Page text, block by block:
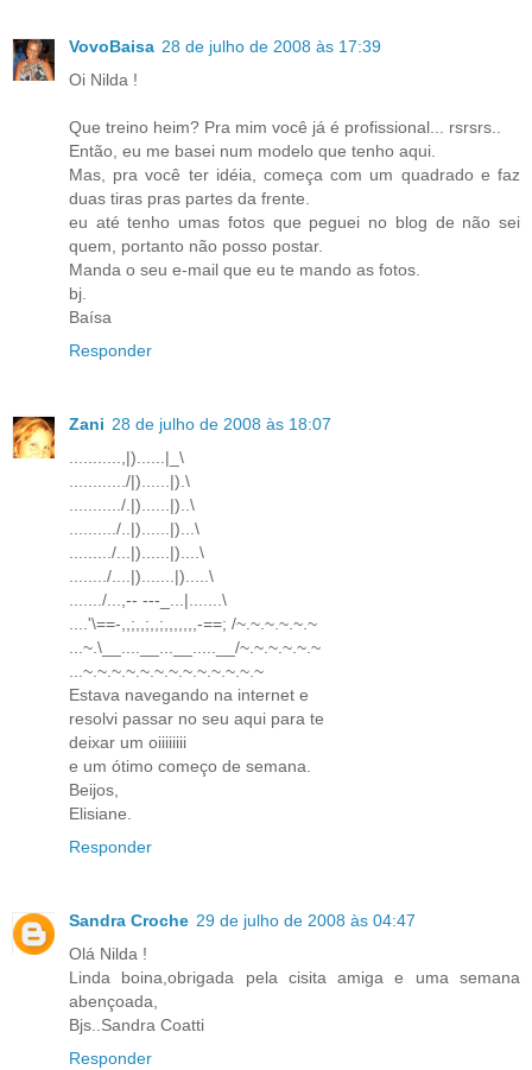
VovoBaisa 28 de julho de 2008 às 17:39
Oi Nilda !
Que treino heim? Pra mim você já é profissional... rsrsrs..
Então, eu me basei num modelo que tenho aqui.
Mas, pra você ter idéia, começa com um quadrado e faz
duas tiras pras partes da frente.
eu até tenho umas fotos que peguei no blog de não sei
quem, portanto não posso postar.
Manda o seu e-mail que eu te mando as fotos.
bj.
Baísa
Responder
Zani 28 de julho de 2008 às 18:07
...........,|)......|_\
............/|)......|).\
.........../.|)......|)..\
........../..|)......|)...\
........./...|)......|)....\
......../....|).......|).....\
......./...,-- ---_...|.......\
....'\==-,,;,,;,,;,,,,,,,-==; /~.~.~.~.~.~
...~.\__....__...__.....__/~.~.~.~.~.~
...~.~.~.~.~.~.~.~.~.~.~.~.~
Estava navegando na internet e
resolvi passar no seu aqui para te
deixar um oiiiiiiii
e um ótimo começo de semana.
Beijos,
Elisiane.
Responder
Sandra Croche 29 de julho de 2008 às 04:47
Olá Nilda !
Linda boina,obrigada pela cisita amiga e uma semana
abençoada,
Bjs..Sandra Coatti
Responder